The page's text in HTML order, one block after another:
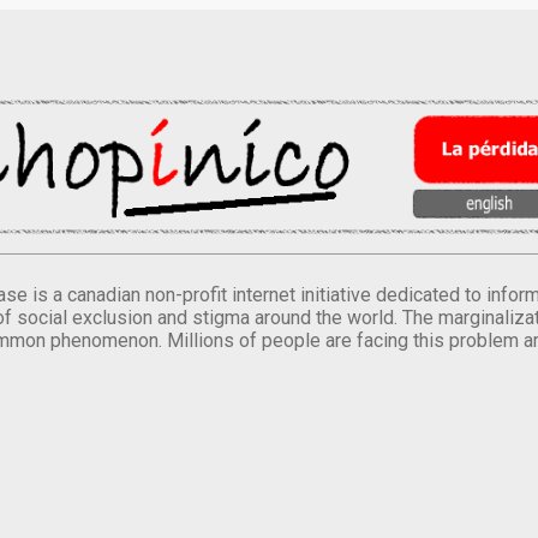
is a canadian non-profit internet initiative dedicated to
social exclusion and stigma around the world. The
phenomenon. Millions of people are facing this problem